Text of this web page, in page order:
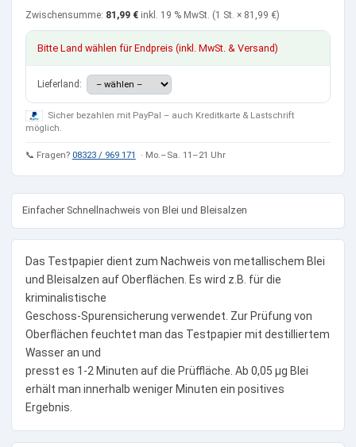
Zwischensumme: 81,99 € inkl. 19 % MwSt. (1 St. × 81,99 €)
Bitte Land wählen für Endpreis (inkl. MwSt. & Versand)
Lieferland:
Sicher bezahlen mit PayPal – auch Kreditkarte & Lastschrift
möglich.
📞 Fragen? 08323 / 969 171 · Mo.–Sa. 11–21 Uhr
Einfacher Schnellnachweis von Blei und Bleisalzen
Das Testpapier dient zum Nachweis von metallischem Blei
und Bleisalzen auf Oberflächen. Es wird z.B. für die
kriminalistische
Geschoss-Spurensicherung verwendet. Zur Prüfung von
Oberflächen feuchtet man das Testpapier mit destilliertem
Wasser an und
presst es 1-2 Minuten auf die Prüffläche. Ab 0,05 µg Blei
erhält man innerhalb weniger Minuten ein positives
Ergebnis.